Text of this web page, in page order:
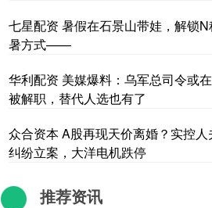
七星配资 暑假在石景山带娃，解锁
暑方式——
华利配资 美媒爆料：乌军总司令或
被解职，替代人选也有了
众合资本 A股再现天价离婚？实控
纠纷立案，大洋电机跌停
推荐资讯